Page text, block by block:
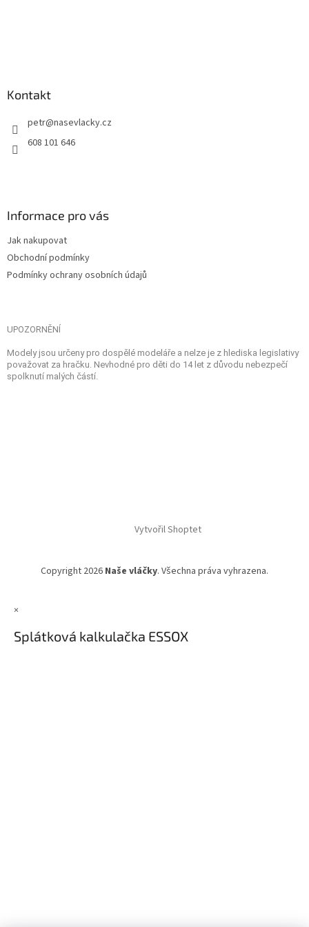
Kontakt
petr@nasevlacky.cz
608 101 646
Informace pro vás
Jak nakupovat
Obchodní podmínky
Podmínky ochrany osobních údajů
UPOZORNĚNÍ
Modely jsou určeny pro dospělé modeláře a nelze je z hlediska legislativy
považovat za hračku. Nevhodné pro děti do 14 let z důvodu nebezpečí
spolknutí malých částí.
Vytvořil Shoptet
Copyright 2026 Naše vláčky. Všechna práva vyhrazena.
×
Splátková kalkulačka ESSOX